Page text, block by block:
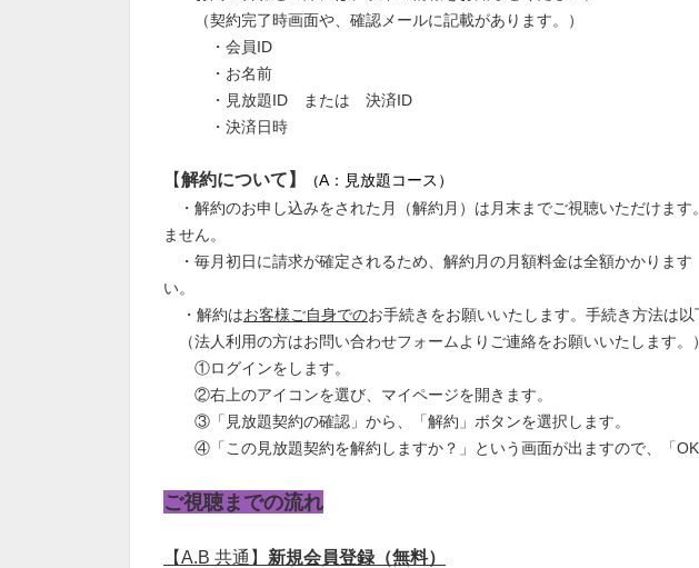
（契約完了時画面や、確認メールに記載があります。）
・会員ID
・お名前
・見放題ID または 決済ID
・決済日時
【解約について】 （A：見放題コース）
・解約のお申し込みをされた月（解約月）は月末までご視聴いただけます
ません。
・毎月初日に請求が確定されるため、解約月の月額料金は全額かかります
い。
・解約はお客様ご自身でのお手続きをお願いいたします。手続き方法は以
（法人利用の方はお問い合わせフォームよりご連絡をお願いいたします。）
①ログインをします。
②右上のアイコンを選び、マイページを開きます。
③「見放題契約の確認」から、「解約」ボタンを選択します。
④「この見放題契約を解約しますか？」という画面が出ますので、「OK
ご視聴までの流れ
【A.B 共通】 新規会員登録（無料）